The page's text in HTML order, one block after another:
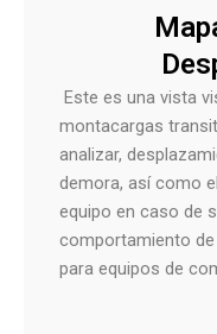
Este es una vista
montacargas
analizar,
demora, así como
equipo en caso de
comportamiento
para equipos de